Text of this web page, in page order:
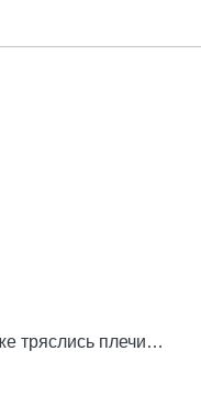
тряслись плечи…